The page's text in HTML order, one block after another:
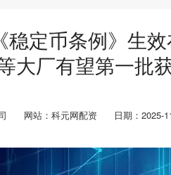
稳定币条例》生
大厂有望第一批
网站：科元网配资 日期：2025-